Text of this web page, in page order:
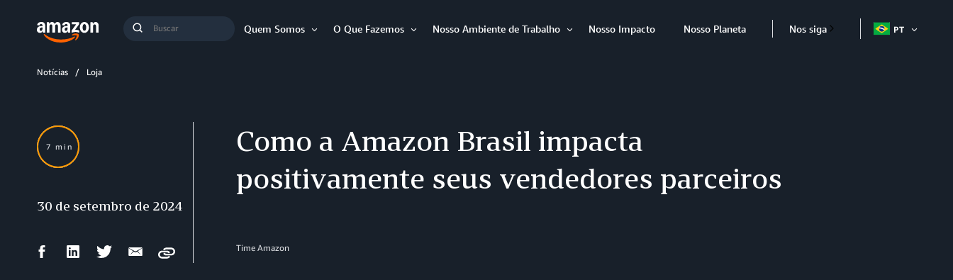
Buscar
Quem Somos
O Que Fazemos
Nosso Ambiente de Trabalho
Nosso Impacto Nosso Planeta Nos siga PT
Notícias Loja
Como a Amazon Brasil impacta
positivamente seus vendedores parceiros
Time Amazon
7 min
30 de setembro de 2024
CompartilharCompartilharCompartilharCompartilhar
Copy